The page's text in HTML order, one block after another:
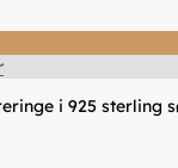
i 925 sterling